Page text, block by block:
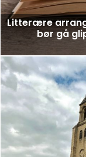
Litterære
bør gå